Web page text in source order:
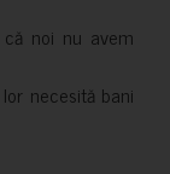
noi nu avem
necesită bani